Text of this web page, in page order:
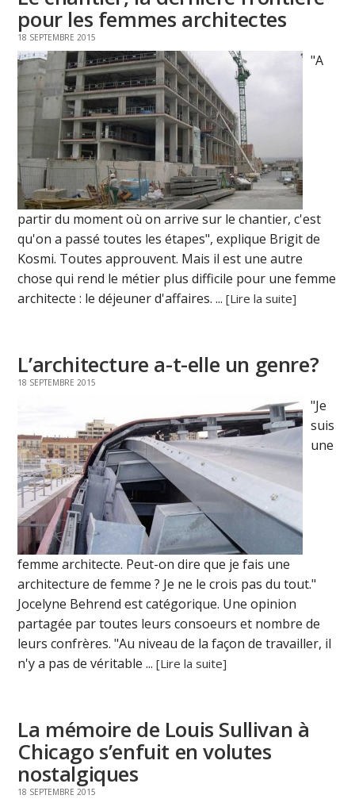
pour les femmes architectes
18 SEPTEMBRE 2015
"A
partir du moment où on arrive sur le chantier, c'est
qu'on a passé toutes les étapes", explique Brigit de
Kosmi. Toutes approuvent. Mais il est une autre
chose qui rend le métier plus difficile pour une femme
architecte : le déjeuner d'affaires. ...[Lire la suite]
L’architecture a-t-elle un genre?
18 SEPTEMBRE 2015
"Je
suis
une
femme architecte. Peut-on dire que je fais une
architecture de femme ? Je ne le crois pas du tout."
Jocelyne Behrend est catégorique. Une opinion
partagée par toutes leurs consoeurs et nombre de
leurs confrères. "Au niveau de la façon de travailler, il
n'y a pas de véritable ...[Lire la suite]
La mémoire de Louis Sullivan à
Chicago s’enfuit en volutes
nostalgiques
18 SEPTEMBRE 2015